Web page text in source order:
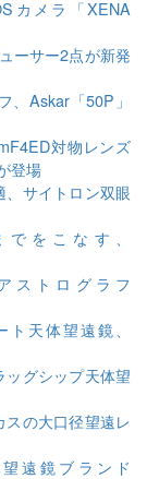
カメラ「XENA
ーサー2点が新発
、Askar「50P」
対物レンズ
登場
サイトロン双眼
をこなす、
ストログラフ
天体望遠鏡、
グシップ天体望
の大口径望遠レ
遠鏡ブランド